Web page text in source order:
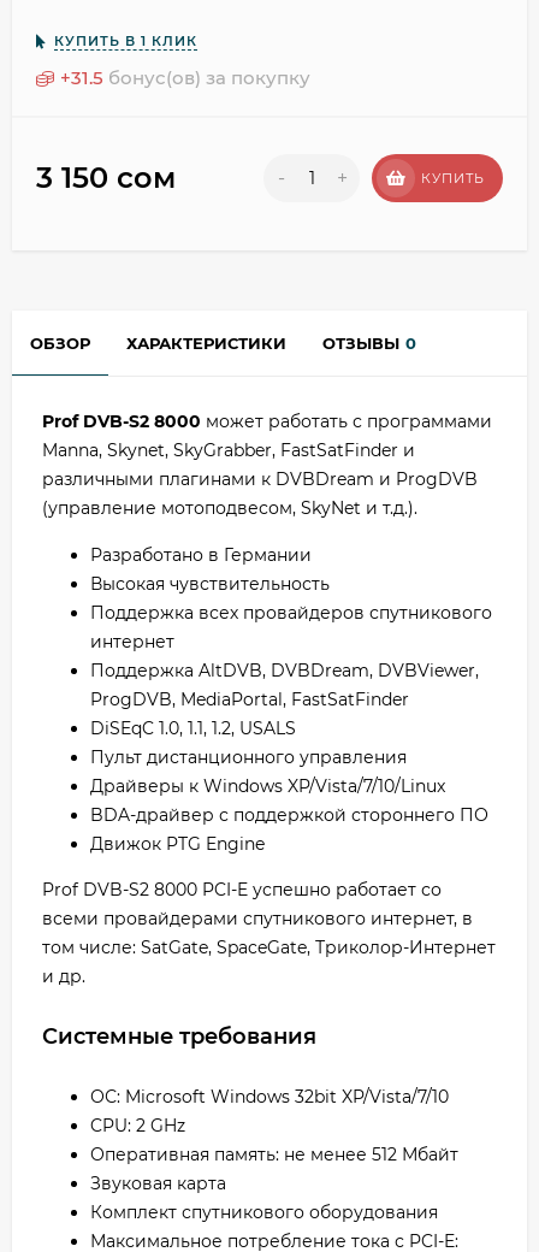
КУПИТЬ В 1 КЛИК
+31.5 бонус(ов) за покупку
3 150 сом - + КУПИТЬ
ОБЗОР ХАРАКТЕРИСТИКИ ОТЗЫВЫ 0
Prof DVB-S2 8000 может работать с программами
Manna, Skynet, SkyGrabber, FastSatFinder и
различными плагинами к DVBDream и ProgDVB
(управление мотоподвесом, SkyNet и т.д.).
Разработано в Германии
Высокая чувствительность
Поддержка всех провайдеров спутникового
интернет
Поддержка AltDVB, DVBDream, DVBViewer,
ProgDVB, MediaPortal, FastSatFinder
DiSEqC 1.0, 1.1, 1.2, USALS
Пульт дистанционного управления
Драйверы к Windows XP/Vista/7/10/Linux
BDA-драйвер с поддержкой стороннего ПО
Движок PTG Engine
Prof DVB-S2 8000 PCI-E успешно работает со
всеми провайдерами спутникового интернет, в
том числе: SatGate, SpaceGate, Триколор-Интернет
и др.
Системные требования
ОС: Microsoft Windows 32bit XP/Vista/7/10
CPU: 2 GHz
Оперативная память: не менее 512 Мбайт
Звуковая карта
Комплект спутникового оборудования
Максимальное потребление тока с PCI-E: